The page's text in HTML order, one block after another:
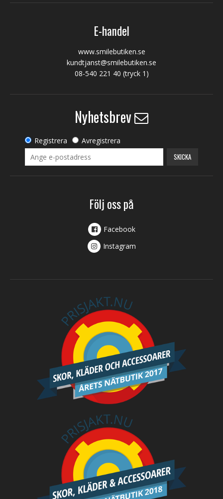
E-handel
www.smilebutiken.se
kundtjanst@smilebutiken.se
08-540 221 40 (tryck 1)
Nyhetsbrev
Registrera Avregistrera
SKICKA
Följ oss på
Facebook
Instagram